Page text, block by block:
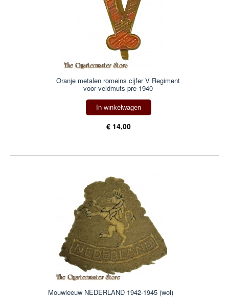
Oranje metalen romeins cijfer V Regiment
voor veldmuts pre 1940
In winkelwagen
€ 14,00
Mouwleeuw NEDERLAND 1942-1945 (wol)